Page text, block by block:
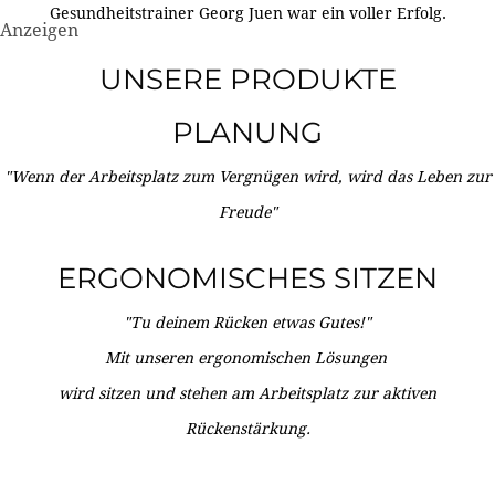
Gesundheitstrainer Georg Juen war ein voller Erfolg.
Anzeigen
UNSERE PRODUKTE
PLANUNG
"Wenn der Arbeitsplatz zum Vergnügen wird, wird das Leben zur
Freude"
ERGONOMISCHES SITZEN
"Tu deinem Rücken etwas Gutes!"
Mit unseren ergonomischen Lösungen
wird sitzen und stehen am Arbeitsplatz zur aktiven
Rückenstärkung.